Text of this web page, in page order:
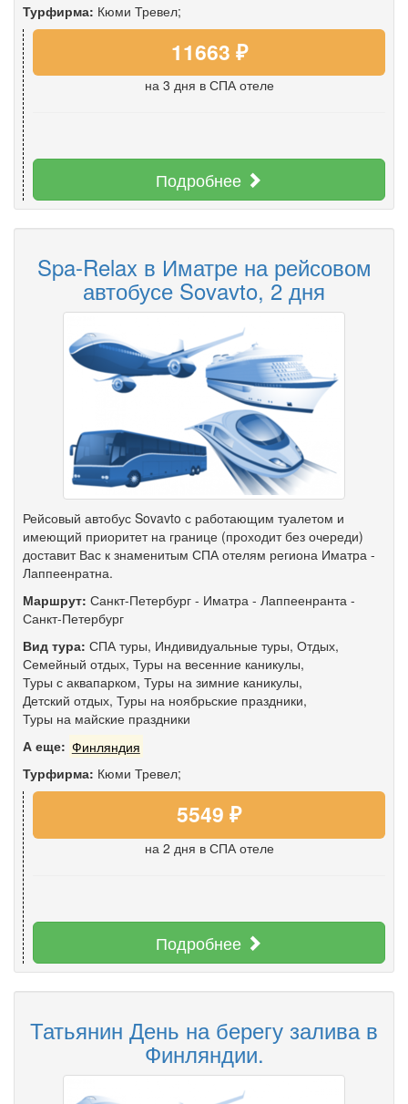
Турфирма: Кюми Тревел;
11663 ₽
на 3 дня в СПА отеле
Подробнее
Spa-Relax в Иматре на рейсовом
автобусе Sovavto, 2 дня
Рейсовый автобус Sovavto с работающим туалетом и
имеющий приоритет на границе (проходит без очереди)
доставит Вас к знаменитым СПА отелям региона Иматра -
Лаппеенратна.
Маршрут: Санкт-Петербург - Иматра - Лаппеенранта -
Санкт-Петербург
Вид тура: СПА туры, Индивидуальные туры, Отдых,
Семейный отдых, Туры на весенние каникулы,
Туры с аквапарком, Туры на зимние каникулы,
Детский отдых, Туры на ноябрьские праздники,
Туры на майские праздники
А еще: Финляндия
Турфирма: Кюми Тревел;
5549 ₽
на 2 дня в СПА отеле
Подробнее
Татьянин День на берегу залива в
Финляндии.